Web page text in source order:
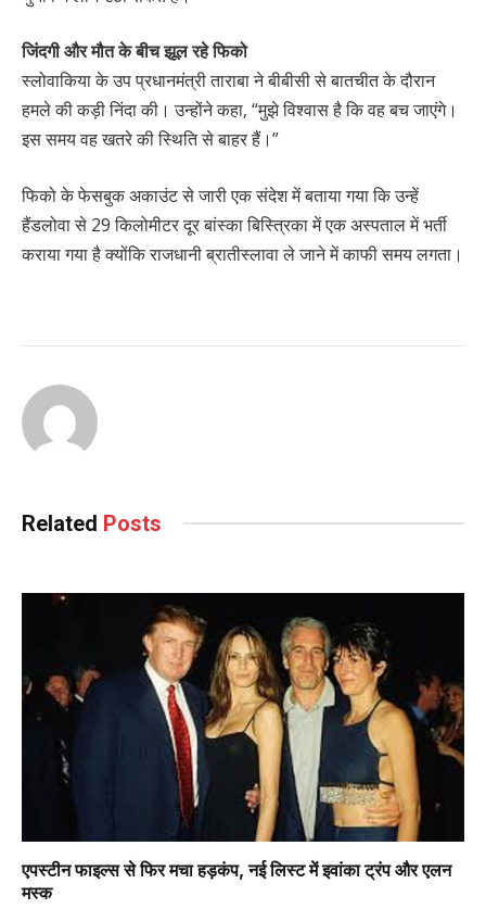
जिंदगी और मौत के बीच झूल रहे फिको
स्लोवाकिया के उप प्रधानमंत्री ताराबा ने बीबीसी से बातचीत के दौरान
हमले की कड़ी निंदा की। उन्होंने कहा, “मुझे विश्वास है कि वह बच जाएंगे।
इस समय वह खतरे की स्थिति से बाहर हैं।”
फिको के फेसबुक अकाउंट से जारी एक संदेश में बताया गया कि उन्हें
हैंडलोवा से 29 किलोमीटर दूर बांस्का बिस्त्रिका में एक अस्पताल में भर्ती
कराया गया है क्योंकि राजधानी ब्रातीस्लावा ले जाने में काफी समय लगता।
Related Posts
एपस्टीन फाइल्स से फिर मचा हड़कंप, नई लिस्ट में इवांका ट्रंप और एलन
मस्क